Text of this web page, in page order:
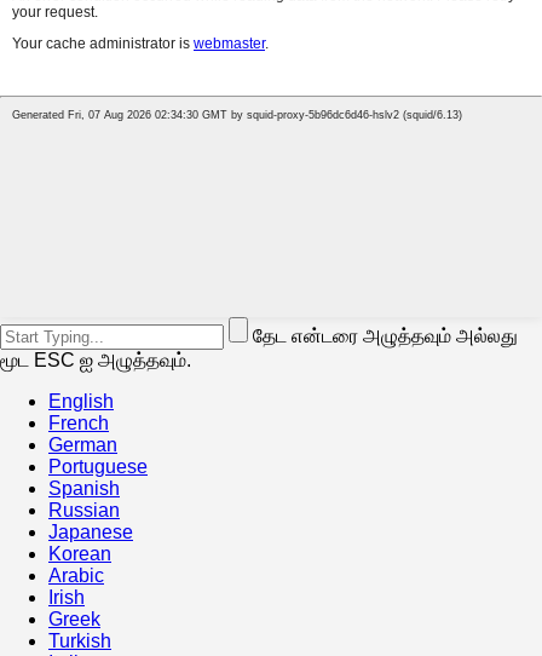
தேட என்டரை அழுத்தவும் அல்லது
மூட ESC ஐ அழுத்தவும்.
English
French
German
Portuguese
Spanish
Russian
Japanese
Korean
Arabic
Irish
Greek
Turkish